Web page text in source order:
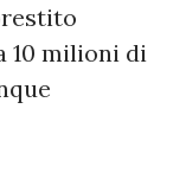
10 milioni di